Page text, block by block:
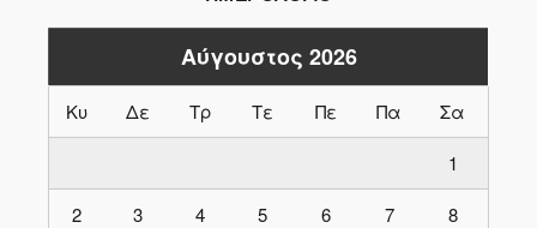
Αύγουστος 2026
Κυ Δε Τρ Τε Πε Πα Σα
1
2 3 4 5 6 7 8